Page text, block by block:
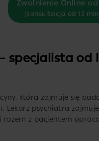
Zwolnienie Online od
(konsultacja od 15
specjalista od
która zajmuje się
Lekarz psychiatra
z pacjentem